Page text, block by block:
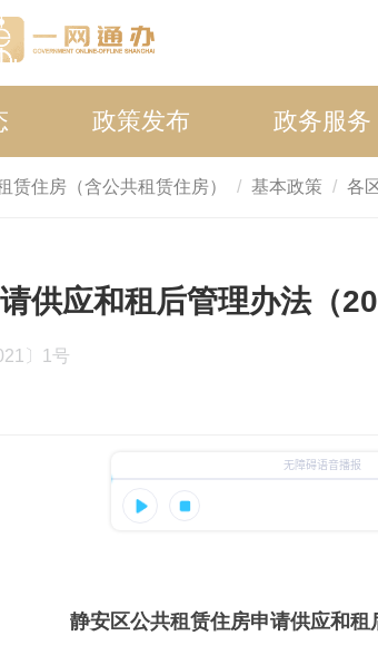
政策发布 政务服务
赁住房（含公共租赁住房） 基本政策 各
供应和租后管理办法（
〕1号
静安区公共租赁住房申请供应和租